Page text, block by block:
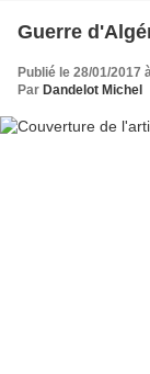
Publié le 28/01/2017
Par Dandelot Michel